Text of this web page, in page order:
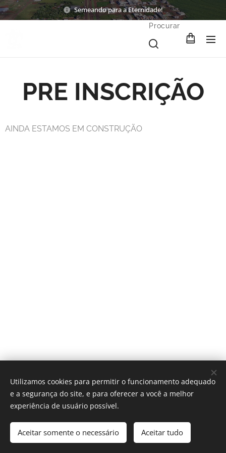
Semeando para a Eternidade!
Procurar
PRE INSCRIÇÃO
AINDA ESTAMOS EM CONSTRUÇÃO
© 2005 Missão Barnabé | Todos os direitos reservados.
Desenvolvido porMissão Barnabé Cookies
Idiomas
Português brasileiro
English
Utilizamos cookies para permitir o funcionamento adequado
e a segurança do site, e para oferecer a você a melhor
experiência de usuário possível.
Aceitar somente o necessário Aceitar tudo